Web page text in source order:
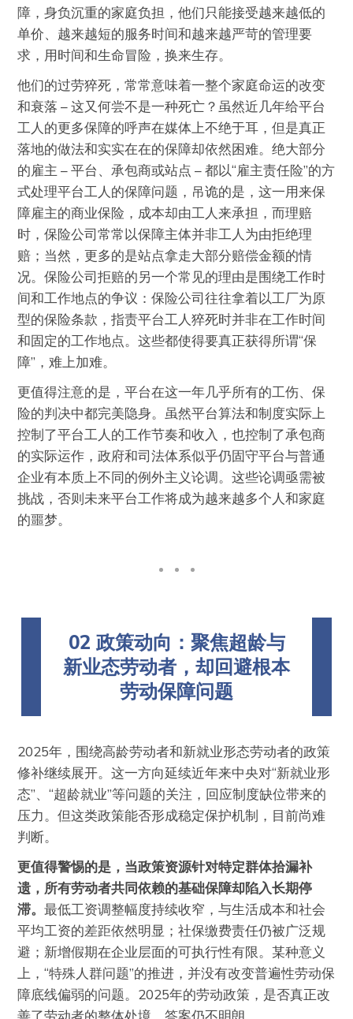
障，身负沉重的家庭负担，他们只能接受越来越低的
单价、越来越短的服务时间和越来越严苛的管理要
求，用时间和生命冒险，换来生存。
他们的过劳猝死，常常意味着一整个家庭命运的改变
和衰落 – 这又何尝不是一种死亡？虽然近几年给平台
工人的更多保障的呼声在媒体上不绝于耳，但是真正
落地的做法和实实在在的保障却依然困难。绝大部分
的雇主 – 平台、承包商或站点 – 都以“雇主责任险”的方
式处理平台工人的保障问题，吊诡的是，这一用来保
障雇主的商业保险，成本却由工人来承担，而理赔
时，保险公司常常以保障主体并非工人为由拒绝理
赔；当然，更多的是站点拿走大部分赔偿金额的情
况。保险公司拒赔的另一个常见的理由是围绕工作时
间和工作地点的争议：保险公司往往拿着以工厂为原
型的保险条款，指责平台工人猝死时并非在工作时间
和固定的工作地点。这些都使得要真正获得所谓“保
障”，难上加难。
更值得注意的是，平台在这一年几乎所有的工伤、保
险的判决中都完美隐身。虽然平台算法和制度实际上
控制了平台工人的工作节奏和收入，也控制了承包商
的实际运作，政府和司法体系似乎仍固守平台与普通
企业有本质上不同的例外主义论调。这些论调亟需被
挑战，否则未来平台工作将成为越来越多个人和家庭
的噩梦。
02 政策动向：聚焦超龄与
新业态劳动者，却回避根本
劳动保障问题
2025年，围绕高龄劳动者和新就业形态劳动者的政策
修补继续展开。这一方向延续近年来中央对“新就业形
态”、“超龄就业”等问题的关注，回应制度缺位带来的
压力。但这类政策能否形成稳定保护机制，目前尚难
判断。
更值得警惕的是，当政策资源针对特定群体拾漏补
遗，所有劳动者共同依赖的基础保障却陷入长期停
滞。最低工资调整幅度持续收窄，与生活成本和社会
平均工资的差距依然明显；社保缴费责任仍被广泛规
避；新增假期在企业层面的可执行性有限。某种意义
上，“特殊人群问题”的推进，并没有改变普遍性劳动保
障底线偏弱的问题。2025年的劳动政策，是否真正改
善了劳动者的整体处境，答案仍不明朗。